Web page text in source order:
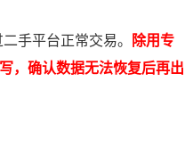
手平台正常交易。
除用专
，确认数据无法恢复后再出